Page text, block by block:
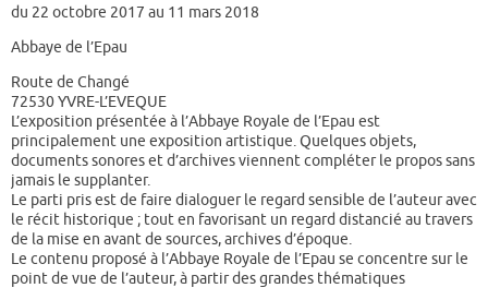
du 22 octobre 2017 au 11 mars 2018
Abbaye de l’Epau
Route de Changé
72530YVRE-L’EVEQUE
L’exposition présentée à l’Abbaye Royale de l’Epau est
principalement une exposition artistique. Quelques objets,
documents sonores et d’archives viennent compléter le propos sans
jamais le supplanter.
Le parti pris est de faire dialoguer le regard sensible de l’auteur avec
le récit historique ; tout en favorisant un regard distancié au travers
de la mise en avant de sources, archives d’époque.
Le contenu proposé à l’Abbaye Royale de l’Epau se concentre sur le
point de vue de l’auteur, à partir des grandes thématiques